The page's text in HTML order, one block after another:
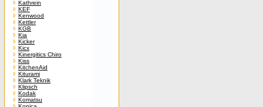
Kathrein
KEF
Kenwood
Kettler
KGB
Kia
Kicker
Kicx
Kinergitics Chiro
Kiss
KitchenAid
Kiturami
Klark Teknik
Klipsch
Kodak
Komatsu